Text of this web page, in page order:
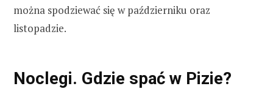
można spodziewać się w październiku oraz
listopadzie.
Noclegi. Gdzie spać w Pizie?